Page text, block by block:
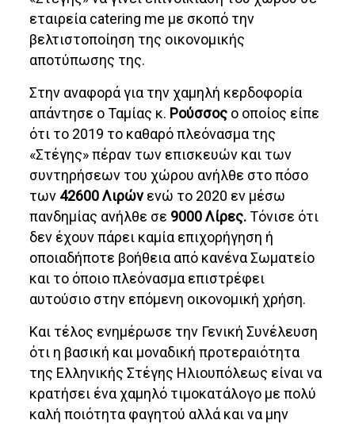
εταιρεία catering me με σκοπό την
βελτιστοποίηση της οικονομικής
αποτύπωσης της.
Στην αναφορά για την χαμηλή κερδοφορία
απάντησε ο Ταμίας κ. Ρούσσος ο οποίος είπε
ότι το 2019 το καθαρό πλεόνασμα της
«Στέγης» πέραν των επισκευών και των
συντηρήσεων του χώρου ανήλθε στο πόσο
των 42600 Λιρώνενώ το 2020 εν μέσω
πανδημίας ανήλθε σε 9000 Λίρες.Τόνισε ότι
δεν έχουν πάρει καμία επιχορήγηση ή
οποιαδήποτε βοήθεια από κανένα Σωματείο
και το όποιο πλεόνασμα επιστρέφει
αυτούσιο στην επόμενη οικονομική χρήση.
Και τέλος ενημέρωσε την Γενική Συνέλευση
ότι η βασική και μοναδική προτεραιότητα
της Ελληνικής Στέγης Ηλιουπόλεως είναι να
κρατήσει ένα χαμηλό τιμοκατάλογο με πολύ
καλή ποιότητα φαγητού αλλά και να μην